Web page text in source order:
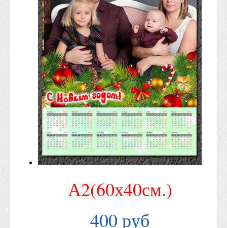
А2(60х40см.)
400 руб